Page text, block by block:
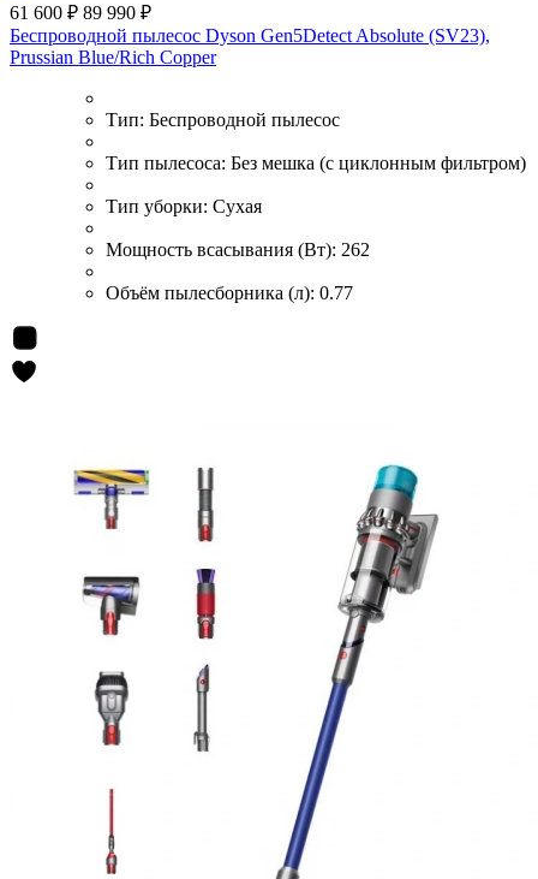
61 600 ₽ 89 990 ₽
Беспроводной пылесос Dyson Gen5Detect Absolute (SV23),
Prussian Blue/Rich Copper
Тип: Беспроводной пылесос
Тип пылесоса: Без мешка (с циклонным фильтром)
Тип уборки: Сухая
Мощность всасывания (Вт): 262
Объём пылесборника (л): 0.77